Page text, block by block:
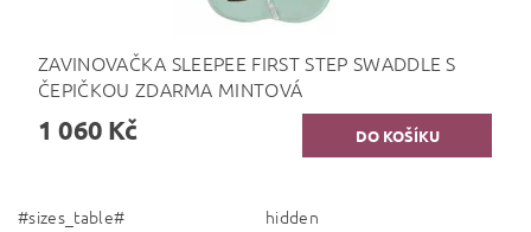
ZAVINOVAČKA SLEEPEE FIRST STEP SWADDLE S
ČEPIČKOU ZDARMA MINTOVÁ
1 060 Kč
#sizes_table# hidden